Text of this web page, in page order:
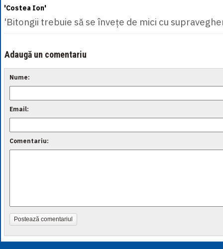
'Costea Ion'
'Bitongii trebuie să se învețe de mici cu
Adaugă un comentariu
Nume:
Email:
Comentariu:
Postează comentariul